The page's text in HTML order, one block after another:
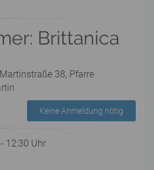
Brittanica
38, Pfarre
Keine Anmeldung nötig
12:30 Uhr